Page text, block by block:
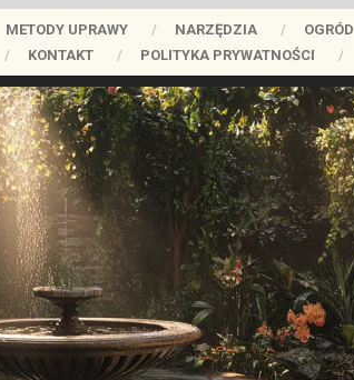
METODY UPRAWY NARZĘDZIA OGRÓD
KONTAKT POLITYKA PRYWATNOŚCI